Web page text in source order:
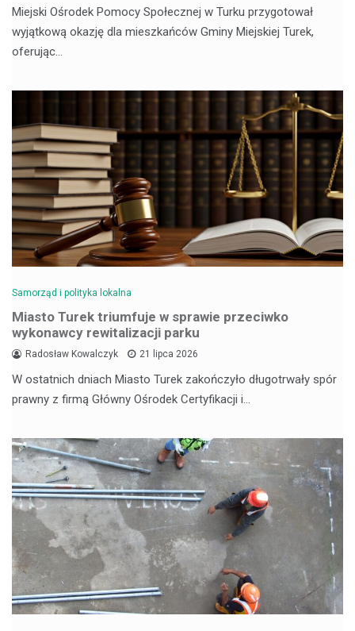
Miejski Ośrodek Pomocy Społecznej w Turku przygotował
wyjątkową okazję dla mieszkańców Gminy Miejskiej Turek,
oferując…
Samorząd i polityka lokalna
Miasto Turek triumfuje w sprawie przeciwko
wykonawcy rewitalizacji parku
Radosław Kowalczyk 21 lipca 2026
W ostatnich dniach Miasto Turek zakończyło długotrwały spór
prawny z firmą Główny Ośrodek Certyfikacji i…